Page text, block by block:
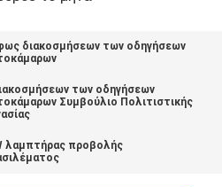
διακοσμήσεων των οδηγήσεων
των οδηγήσεων
Συμβούλιο Πολιτιστικής
λαμπτήρας προβολής